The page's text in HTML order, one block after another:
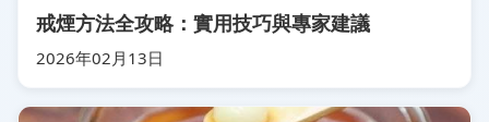
戒煙方法全攻略：實用技巧與專家建議
2026年02月13日